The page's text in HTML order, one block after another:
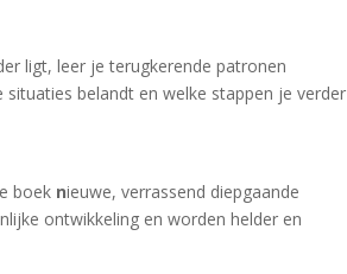
ligt, leer je terugkerende patronen
belandt en welke stappen je verder
boek nieuwe, verrassend diepgaande
ontwikkeling en worden helder en